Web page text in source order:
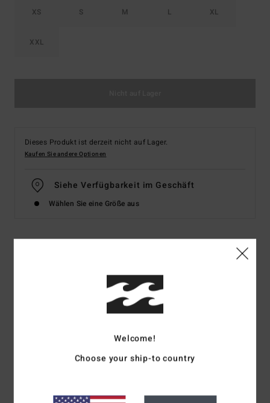
XS S M L XL
XXL
Dieses Produkt ist derzeit nicht auf Lager.
Kaufen Sie andere Optionen
Siehe Verfügbarkeit im Geschäft
Wählen Sie eine Größe aus
Frauen Schwarz Babydoll-Kleid
Farbcodeofb
Crinkle Viskose-Stoff
Welcome!
Choose your ship-to country